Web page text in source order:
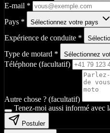
E-mail *
Pays * Sélectionnez votre pays
Expérience de conduite *
Type de motard * Sélectionnez
Téléphone (facultatif)
Autre chose ? (facultatif)
Tenez-moi aussi informé avec
Postuler